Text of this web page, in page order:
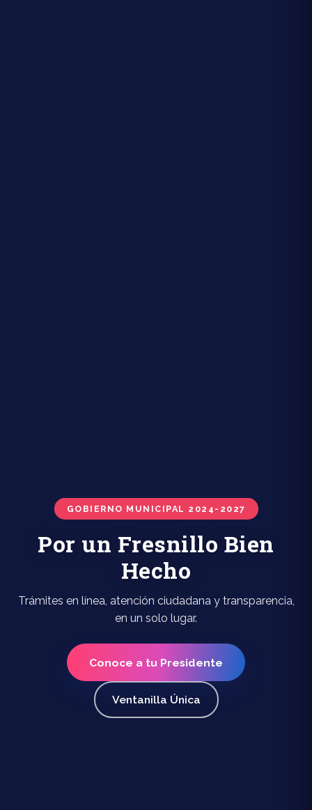
GOBIERNO MUNICIPAL 2024-2027
Por un Fresnillo Bien
Hecho
Trámites en línea, atención ciudadana y transparencia,
en un solo lugar.
Conoce a tu Presidente
Ventanilla Única